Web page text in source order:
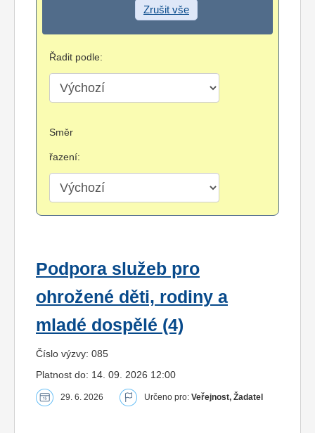
Zrušit vše
Řadit podle:
Směr
řazení:
Podpora služeb pro
ohrožené děti, rodiny a
mladé dospělé (4)
Číslo výzvy: 085
Platnost do: 14. 09. 2026 12:00
29. 6. 2026 Určeno pro: Veřejnost, Žadatel